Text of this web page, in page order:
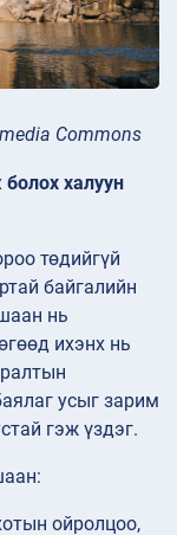
Commons
халуун
төдийгүй
байгалийн
нь
ихэнх нь
усыг зарим
гэж үздэг.
ойролцоо,